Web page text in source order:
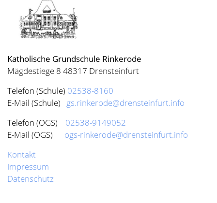
Katholische Grundschule Rinkerode
Mägdestiege 8 48317 Drensteinfurt
Telefon (Schule) 02538-8160
E-Mail (Schule)
gs.rinkerode@drensteinfurt.info
Telefon (OGS) 02538-9149052
E-Mail (OGS) ogs-rinkerode@drensteinfurt.info
Kontakt
Impressum
Datenschutz